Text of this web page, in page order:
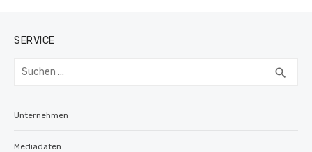
SERVICE
Suchen
search
Unternehmen
Mediadaten